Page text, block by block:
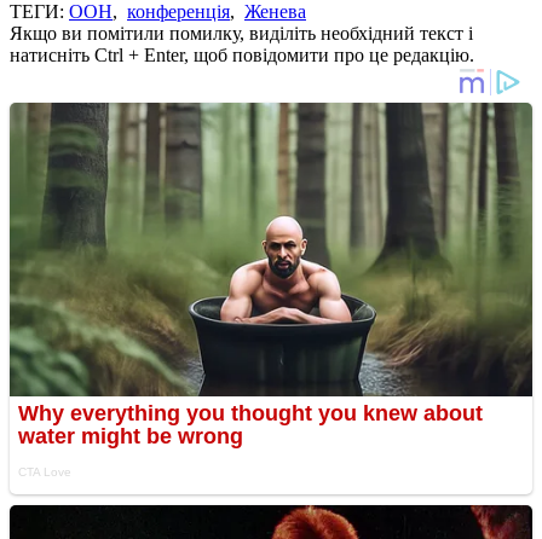
ТЕГИ: ООН, конференція, Женева
Якщо ви помітили помилку, виділіть необхідний текст і
натисніть Ctrl + Enter, щоб повідомити про це редакцію.